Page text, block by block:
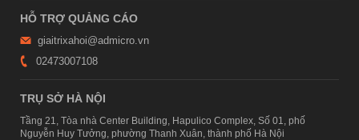
HỖ TRỢ QUẢNG CÁO
giaitrixahoi@admicro.vn
02473007108
TRỤ SỞ HÀ NỘI
Tầng 21, Tòa nhà Center Building, Hapulico Complex, Số 01, phố
Nguyễn Huy Tưởng, phường Thanh Xuân, thành phố Hà Nội